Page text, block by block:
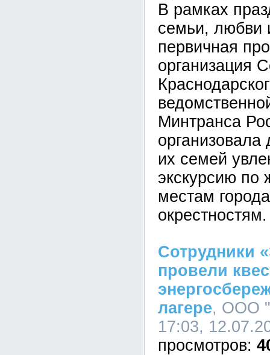
В рамках
семьи, любви
первичная
организация
Минтранса
организовала
их семей
экскурсию по
местам
окрестностям.
Сотрудники
провели
лагере, ООО
17:03,